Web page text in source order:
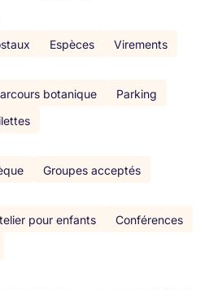
Espèces Virements
botanique
Parking
Groupes acceptés
pour enfants
Conférences